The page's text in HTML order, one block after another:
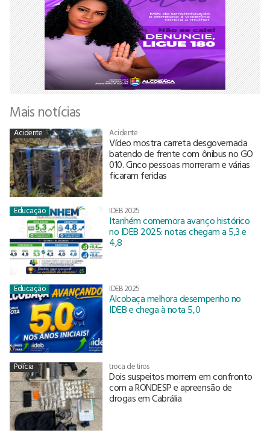
Mais notícias
Acidente Acidente
Vídeo mostra carreta desgovernada
batendo de frente com ônibus no GO
010. Cinco pessoas morreram e várias
ficaram feridas
Educação IDEB 2025
Itanhém comemora avanço histórico
no IDEB 2025: notas chegam a 5,3 e
4,8
Educação IDEB 2025
Alcobaça melhora desempenho no
IDEB e chega à nota 5,0
Polícia troca de tiros
Dois suspeitos morrem em confronto
com a RONDESP e apreensão de
drogas em Cabrália